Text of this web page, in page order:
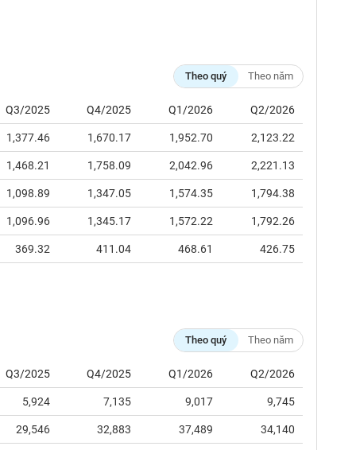
Theo quý Theo năm
Q3/2025 Q4/2025 Q1/2026 Q2/2026
1,377.46 1,670.17 1,952.70 2,123.22
1,468.21 1,758.09 2,042.96 2,221.13
1,098.89 1,347.05 1,574.35 1,794.38
1,096.96 1,345.17 1,572.22 1,792.26
369.32 411.04 468.61 426.75
Theo quý Theo năm
Q3/2025 Q4/2025 Q1/2026 Q2/2026
5,924 7,135 9,017 9,745
29,546 32,883 37,489 34,140